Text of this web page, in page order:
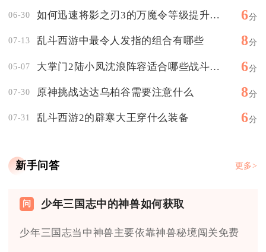
06-30 如何迅速将影之刃3的万魔令等级提升至满级 6分
07-13 乱斗西游中最令人发指的组合有哪些 8分
05-07 大掌门2陆小凤沈浪阵容适合哪些战斗模式 6分
07-30 原神挑战达达乌柏谷需要注意什么 8分
07-31 乱斗西游2的辟寒大王穿什么装备 6分
新手问答 更多>
少年三国志中的神兽如何获取
少年三国志当中神兽主要依靠神兽秘境闯关免费